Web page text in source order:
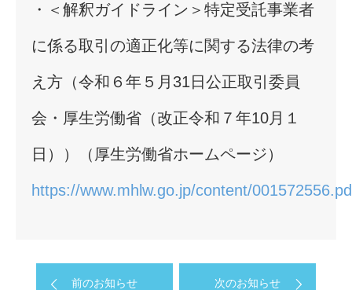
・＜解釈ガイドライン＞特定受託事業者
に係る取引の適正化等に関する法律の考
え方（令和６年５月31日公正取引委員
会・厚生労働省（改正令和７年10月１
日））（厚生労働省ホームページ）
https://www.mhlw.go.jp/content/
前のお知らせ 次のお知らせ